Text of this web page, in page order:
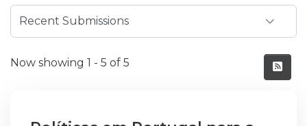
Recent Submissions
Now showing 1 - 5 of 5